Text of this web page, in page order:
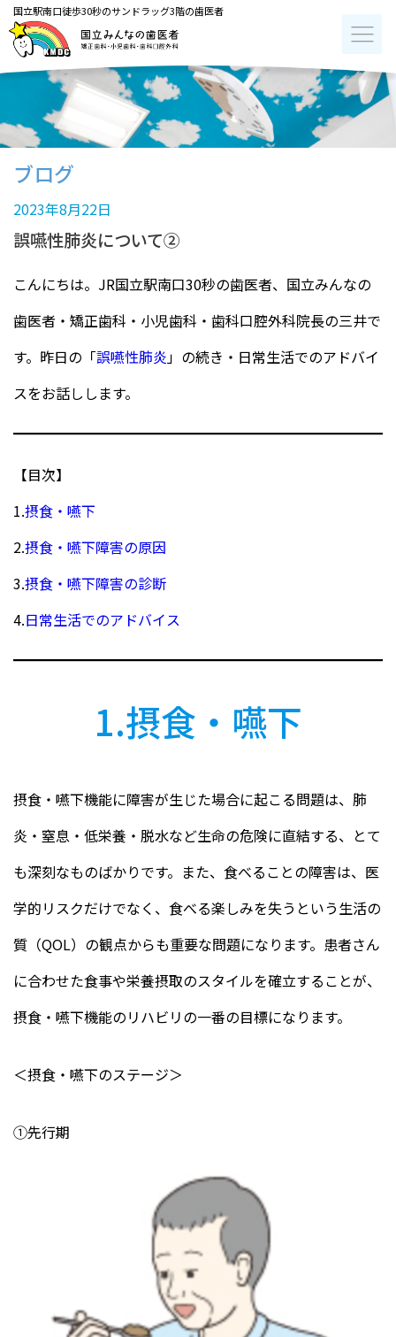
国立駅南口徒歩30秒のサンドラッグ3階の歯医者
ブログ
2023年8月22日
誤嚥性肺炎について②
こんにちは。JR国立駅南口30秒の歯医者、国立みんなの
歯医者・矯正歯科・小児歯科・歯科口腔外科院長の三井で
す。昨日の「誤嚥性肺炎」の続き・日常生活でのアドバイ
スをお話しします。
【目次】
1.摂食・嚥下
2.摂食・嚥下障害の原因
3.摂食・嚥下障害の診断
4.日常生活でのアドバイス
1.摂食・嚥下
摂食・嚥下機能に障害が生じた場合に起こる問題は、肺
炎・窒息・低栄養・脱水など生命の危険に直結する、とて
も深刻なものばかりです。また、食べることの障害は、医
学的リスクだけでなく、食べる楽しみを失うという生活の
質（QOL）の観点からも重要な問題になります。患者さん
に合わせた食事や栄養摂取のスタイルを確立することが、
摂食・嚥下機能のリハビリの一番の目標になります。
＜摂食・嚥下のステージ＞
①先行期